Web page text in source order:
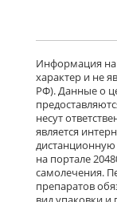
Информация на
характер и не
РФ). Данные о
несут
является
дистанционную
на портале
самолечения.
препаратов